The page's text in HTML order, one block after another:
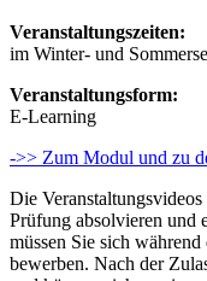
Veranstaltungszeiten:
im Winter- und
Veranstaltungsform:
E-Learning
->> Zum Modul und zu
Die
Prüfung absolvieren und
müssen Sie sich
bewerben. Nach der